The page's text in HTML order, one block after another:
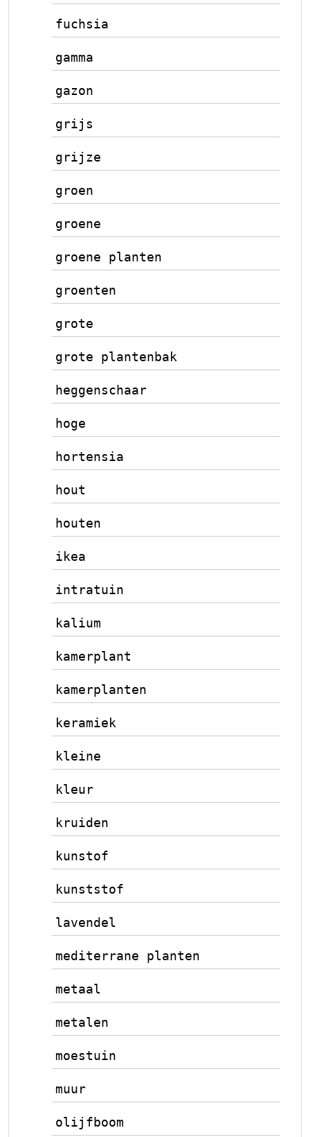
fuchsia
gamma
gazon
grijs
grijze
groen
groene
groene planten
groenten
grote
grote plantenbak
heggenschaar
hoge
hortensia
hout
houten
ikea
intratuin
kalium
kamerplant
kamerplanten
keramiek
kleine
kleur
kruiden
kunstof
kunststof
lavendel
mediterrane planten
metaal
metalen
moestuin
muur
olijfboom